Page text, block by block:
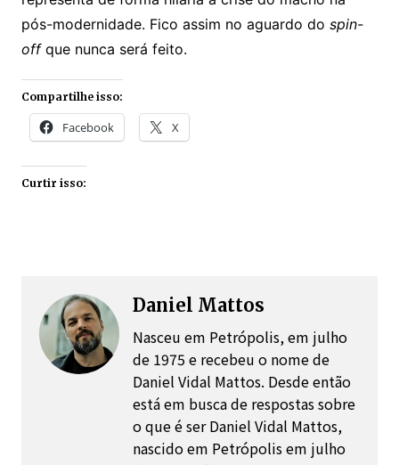
pós-modernidade. Fico assim no aguardo do spin-
offque nunca será feito.
Compartilhe isso:
Facebook X
Curtir isso:
Daniel Mattos
Nasceu em Petrópolis, em julho
de 1975 e recebeu o nome de
Daniel Vidal Mattos. Desde então
está em busca de respostas sobre
o que é ser Daniel Vidal Mattos,
nascido em Petrópolis em julho